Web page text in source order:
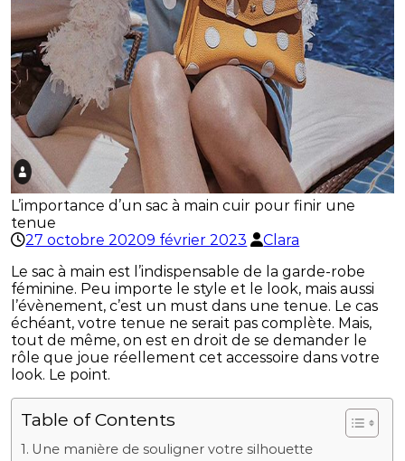
L’importance d’un sac à main cuir pour finir une
tenue
27 octobre 20209 février 2023
Clara
Le sac à main est l’indispensable de la garde-robe
féminine. Peu importe le style et le look, mais aussi
l’évènement, c’est un must dans une tenue. Le cas
échéant, votre tenue ne serait pas complète. Mais,
tout de même, on est en droit de se demander le
rôle que joue réellement cet accessoire dans votre
look. Le point.
Table of Contents
Une manière de souligner votre silhouette